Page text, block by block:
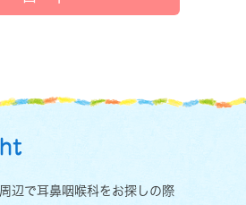
辺で耳鼻咽喉科をお探しの際